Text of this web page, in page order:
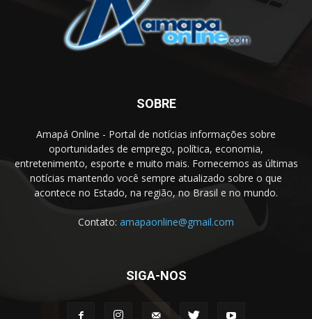
SOBRE
Amapá Online - Portal de notícias informações sobre
oportunidades de emprego, política, economia,
entretenimento, esporte e muito mais. Fornecemos as últimas
notícias mantendo você sempre atualizado sobre o que
acontece no Estado, na região, no Brasil e no mundo.
Contato: amapaonline@gmail.com
SIGA-NOS